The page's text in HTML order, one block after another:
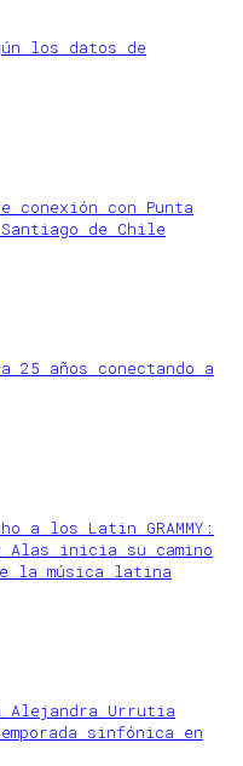
los datos de
conexión con Punta
Santiago de Chile
25 años conectando a
a los Latin GRAMMY:
Alas inicia su camino
la música latina
Alejandra Urrutia
sinfónica en